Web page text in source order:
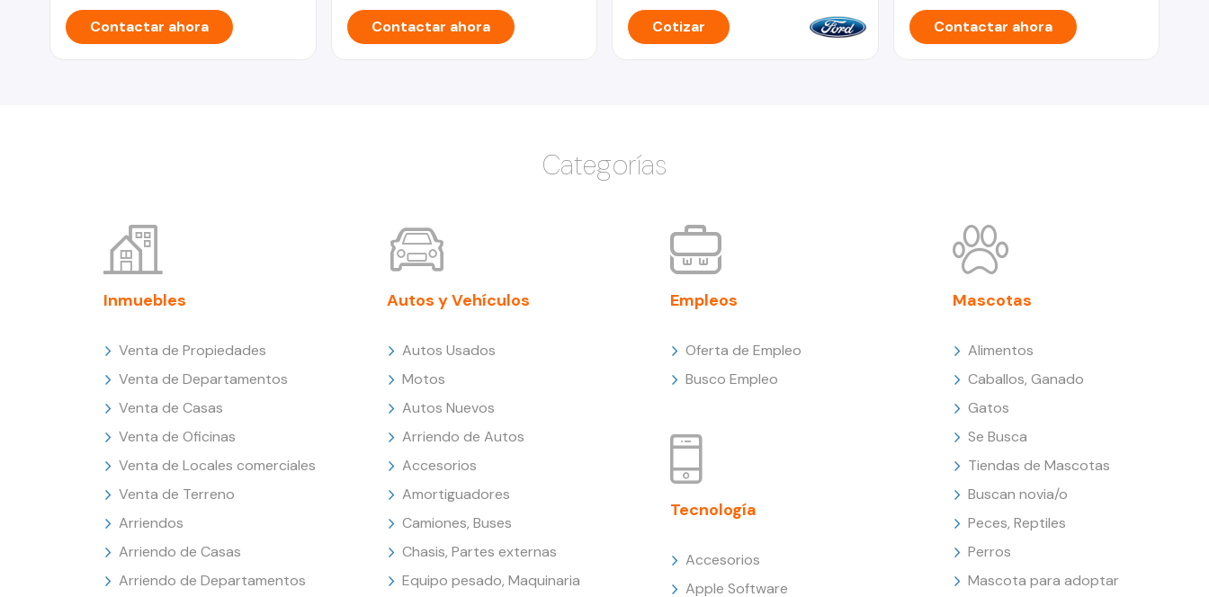
Contactar ahora Contactar ahora Cotizar Contactar ahora
Categorías
Inmuebles
Venta de Propiedades
Venta de Departamentos
Venta de Casas
Venta de Oficinas
Venta de Locales comerciales
Venta de Terreno
Arriendos
Arriendo de Casas
Arriendo de Departamentos
Autos y Vehículos
Autos Usados
Motos
Autos Nuevos
Arriendo de Autos
Accesorios
Amortiguadores
Camiones, Buses
Chasis, Partes externas
Equipo pesado, Maquinaria
Empleos
Oferta de Empleo
Busco Empleo
Tecnología
Accesorios
Apple Software
Mascotas
Alimentos
Caballos, Ganado
Gatos
Se Busca
Tiendas de Mascotas
Buscan novia/o
Peces, Reptiles
Perros
Mascota para adoptar